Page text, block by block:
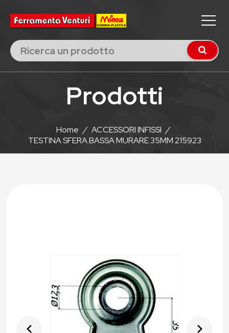
Prodotti
Home / ACCESSORI INFISSI /
TESTINA SFERA BASSA MURARE 35MM 215923